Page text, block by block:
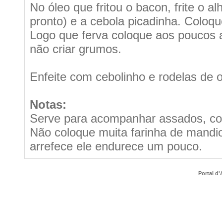
No óleo que fritou o bacon, frite o
pronto) e a cebola picadinha.
Logo que ferva coloque aos
não criar grumos.
Enfeite com cebolinho e rodelas de
Notas:
Serve para acompanhar assados,
Não coloque muita farinha de
arrefece ele endurece um pouco.
Portal